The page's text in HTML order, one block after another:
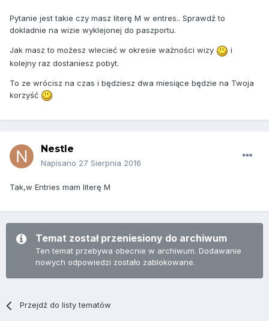
Pytanie jest takie czy masz literę M w entres.. Sprawdź to
dokladnie na wizie wyklejonej do paszportu.
Jak masz to możesz wlecieć w okresie ważności wizy
i
kolejny raz dostaniesz pobyt.
To ze wrócisz na czas i będziesz dwa miesiące będzie na Twoja
korzyść
Nestle
Napisano 27 Sierpnia 2016
Tak,w Entries mam literę M
Temat został przeniesiony do archiwum
Ten temat przebywa obecnie w archiwum. Dodawanie
nowych odpowiedzi zostało zablokowane.
Przejdź do listy tematów